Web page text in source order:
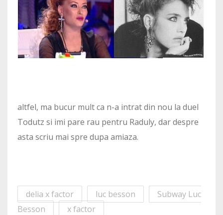
altfel, ma bucur mult ca n-a intrat din nou la duel
Todutz si imi pare rau pentru Raduly, dar despre
asta scriu mai spre dupa amiaza.
delia x factor luc besson
Subway Luc
Besson
x factor